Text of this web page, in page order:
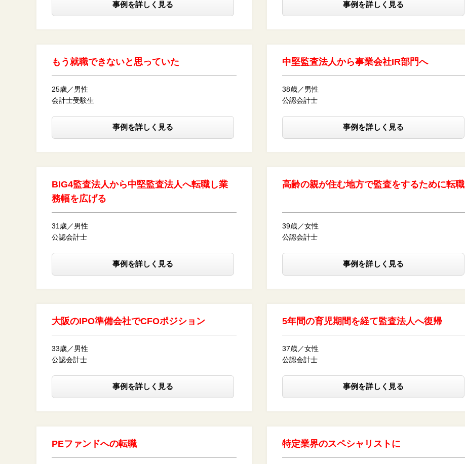
事例を詳しく見る 事例を詳しく見る
もう就職できないと思っていた
25歳／男性
会計士受験生
事例を詳しく見る
中堅監査法人から事業会社IR部門へ
38歳／男性
公認会計士
事例を詳しく見る
BIG4監査法人から中堅監査法人へ転職し業
務幅を広げる
31歳／男性
公認会計士
事例を詳しく見る
高齢の親が住む地方で監査をするために転職
39歳／女性
公認会計士
事例を詳しく見る
大阪のIPO準備会社でCFOポジション
33歳／男性
公認会計士
事例を詳しく見る
5年間の育児期間を経て監査法人へ復帰
37歳／女性
公認会計士
事例を詳しく見る
PEファンドへの転職 特定業界のスペシャリストに